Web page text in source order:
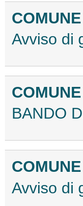
Avviso di
BANDO
Avviso di